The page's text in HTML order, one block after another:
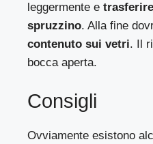
leggermente e
spruzzino. Alla fine
contenuto sui vetri. Il
bocca aperta.
Consigli
Ovviamente esistono